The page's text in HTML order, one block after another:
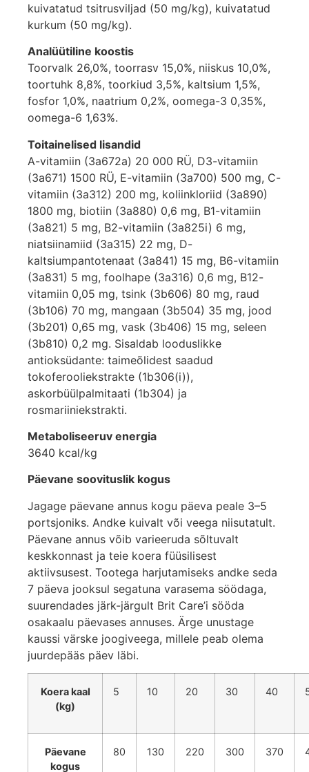
kuivatatud tsitrusviljad (50 mg/kg), kuivatatud
kurkum (50 mg/kg).
Analüütiline koostis
Toorvalk 26,0%, toorrasv 15,0%, niiskus 10,0%,
toortuhk 8,8%, toorkiud 3,5%, kaltsium 1,5%,
fosfor 1,0%, naatrium 0,2%, oomega-3 0,35%,
oomega-6 1,63%.
Toitainelised lisandid
A-vitamiin (3a672a) 20 000 RÜ, D3-vitamiin
(3a671) 1500 RÜ, E-vitamiin (3a700) 500 mg, C-
vitamiin (3a312) 200 mg, koliinkloriid (3a890)
1800 mg, biotiin (3a880) 0,6 mg, B1-vitamiin
(3a821) 5 mg, B2-vitamiin (3a825i) 6 mg,
niatsiinamiid (3a315) 22 mg, D-
kaltsiumpantotenaat (3a841) 15 mg, B6-vitamiin
(3a831) 5 mg, foolhape (3a316) 0,6 mg, B12-
vitamiin 0,05 mg, tsink (3b606) 80 mg, raud
(3b106) 70 mg, mangaan (3b504) 35 mg, jood
(3b201) 0,65 mg, vask (3b406) 15 mg, seleen
(3b810) 0,2 mg. Sisaldab looduslikke
antioksüdante: taimeõlidest saadud
tokoferooliekstrakte (1b306(i)),
askorbüülpalmitaati (1b304) ja
rosmariiniekstrakti.
Metaboliseeruv energia
3640 kcal/kg
Päevane soovituslik kogus
Jagage päevane annus kogu päeva peale 3–5
portsjoniks. Andke kuivalt või veega niisutatult.
Päevane annus võib varieeruda sõltuvalt
keskkonnast ja teie koera füüsilisest
aktiivsusest. Tootega harjutamiseks andke seda
7 päeva jooksul segatuna varasema söödaga,
suurendades järk-järgult Brit Care’i sööda
osakaalu päevases annuses. Ärge unustage
kaussi värske joogiveega, millele peab olema
juurdepääs päev läbi.
Koera kaal
(kg)
5 10 20 30 40
Päevane
kogus
80 130 220 300 370